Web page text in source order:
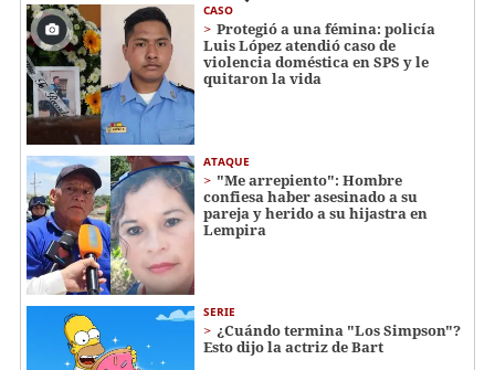
CASO
Protegió a una fémina: policía
Luis López atendió caso de
violencia doméstica en SPS y le
quitaron la vida
ATAQUE
"Me arrepiento": Hombre
confiesa haber asesinado a su
pareja y herido a su hijastra en
Lempira
SERIE
¿Cuándo termina "Los Simpson"?
Esto dijo la actriz de Bart